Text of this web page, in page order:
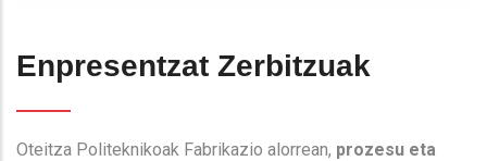
Enpresentzat Zerbitzuak
Oteitza Politeknikoak Fabrikazio alorrean, prozesu eta